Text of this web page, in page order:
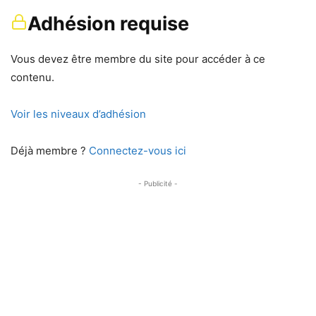
Adhésion requise
Vous devez être membre du site pour accéder à ce
contenu.
Voir les niveaux d’adhésion
Déjà membre ? Connectez-vous ici
- Publicité -